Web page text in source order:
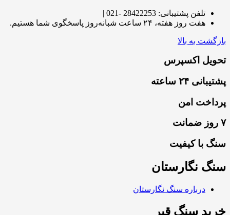
تلفن پشتیبانی: 28422253 -021 |
هفت روز هفته، ۲۴ ساعت شبانه‌روز پاسخگوی شما هستیم.
بازگشت به بالا
تحویل اکسپرس
پشتیبانی ۲۴ ساعته
پرداخت امن
۷ روز ضمانت
سنگ با کیفیت
سنگ نگارستان
درباره سنگ نگارستان
خرید سنگ قبر